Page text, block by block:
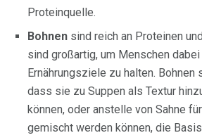
Proteinquelle.
Bohnen sind reich an Proteinen
sind großartig, um Menschen
Ernährungsziele zu halten.
dass sie zu Suppen als Textur
können, oder anstelle von Sahne
gemischt werden können, die